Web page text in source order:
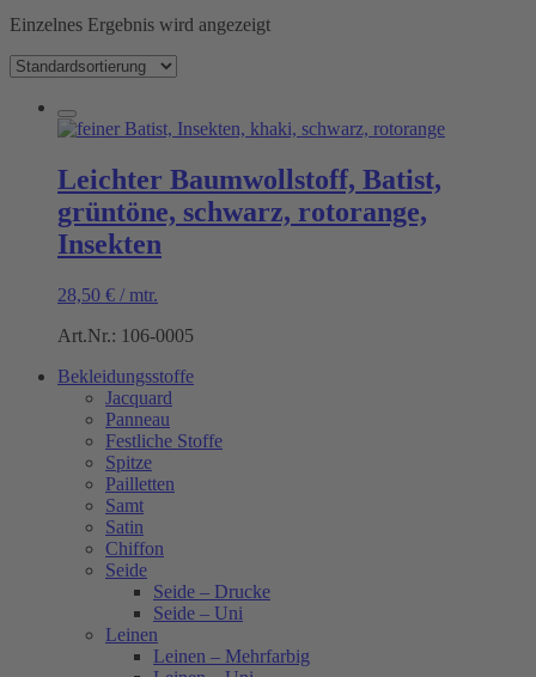
Einzelnes Ergebnis wird angezeigt
Leichter Baumwollstoff, Batist,
grüntöne, schwarz, rotorange,
Insekten
28,50 € / mtr.
Art.Nr.: 106-0005
Bekleidungsstoffe
Jacquard
Panneau
Festliche Stoffe
Spitze
Pailletten
Samt
Satin
Chiffon
Seide
Seide – Drucke
Seide – Uni
Leinen
Leinen – Mehrfarbig